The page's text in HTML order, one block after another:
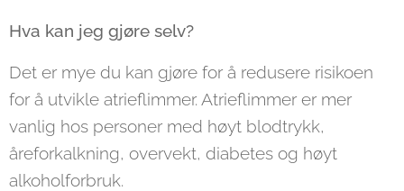
Hva kan jeg gjøre selv?
Det er mye du kan gjøre for å redusere risikoen
for å utvikle atrieflimmer. Atrieflimmer er mer
vanlig hos personer med høyt blodtrykk,
åreforkalkning, overvekt, diabetes og høyt
alkoholforbruk.